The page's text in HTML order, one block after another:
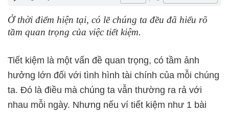
Ở thời điểm hiện tại, có lẽ chúng ta đều đã hiểu rõ
tầm quan trọng của việc tiết kiệm.
Tiết kiệm là một vấn đề quan trọng, có tầm ảnh
hưởng lớn đối với tình hình tài chính của mỗi chúng
ta. Đó là điều mà chúng ta vẫn thường ra rả với
nhau mỗi ngày. Nhưng nếu ví tiết kiệm như 1 bài